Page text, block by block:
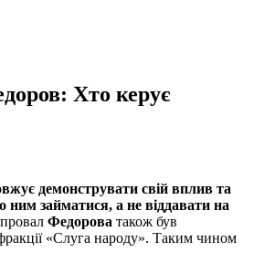
Хто керує
демонструвати свій вплив та
займатися, а не віддавати на
Федорова також був
«Слуга народу». Таким чином